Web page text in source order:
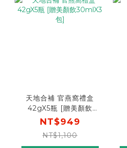
天地合補 官燕窩禮盒
42gX5瓶 [贈美顏飲
30mlX3包]
NT$949
NT$1,100